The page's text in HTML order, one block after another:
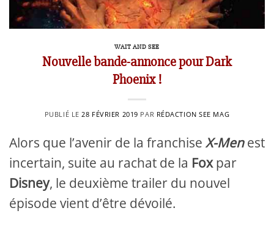
WAIT AND SEE
Nouvelle bande-annonce pour Dark
Phoenix !
PUBLIÉ LE28 FÉVRIER 2019 PAR RÉDACTION SEE MAG
Alors que l’avenir de la franchise X-Menest
incertain, suite au rachat de la Foxpar
Disney, le deuxième trailer du nouvel
épisode vient d’être dévoilé.